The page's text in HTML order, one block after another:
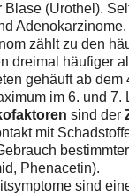
Blase (Urothel).
zählt zu den
dreimal häufiger
gehäuft ab dem
im 6. und 7.
sind der
mit
Phenacetin).
sind